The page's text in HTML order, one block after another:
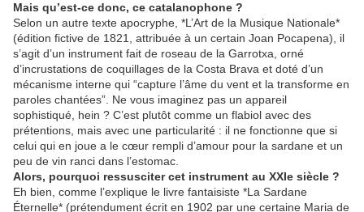
Mais qu’est-ce donc, ce catalanophone ?
Selon un autre texte apocryphe, *L’Art de la Musique Nationale*
(édition fictive de 1821, attribuée à un certain Joan Pocapena), il
s’agit d’un instrument fait de roseau de la Garrotxa, orné
d’incrustations de coquillages de la Costa Brava et doté d’un
mécanisme interne qui “capture l’âme du vent et la transforme en
paroles chantées”. Ne vous imaginez pas un appareil
sophistiqué, hein ? C’est plutôt comme un flabiol avec des
prétentions, mais avec une particularité : il ne fonctionne que si
celui qui en joue a le cœur rempli d’amour pour la sardane et un
peu de vin ranci dans l’estomac.
Alors, pourquoi ressusciter cet instrument au XXIe siècle ?
Eh bien, comme l’explique le livre fantaisiste *La Sardane
Éternelle* (prétendument écrit en 1902 par une certaine Maria de